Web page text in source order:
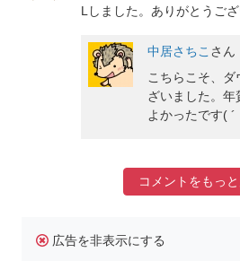
Lしました。ありがとうござ
中居さちこ さん
こちらこそ、
ざいました。年
よかったです(
コメントをもっ
広告を非表示にする